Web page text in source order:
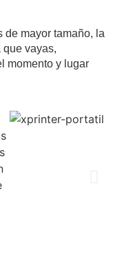
de mayor tamaño, la
vayas,
momento y lugar